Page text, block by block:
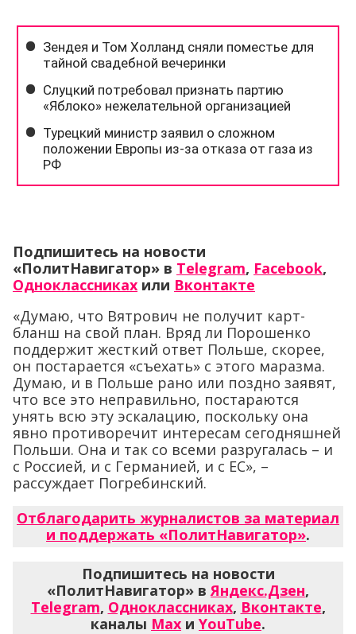
Подпишитесь на новости
«ПолитНавигатор» в Telegram, Facebook,
Одноклассниках или Вконтакте
«Думаю, что Вятрович не получит карт-
бланш на свой план. Вряд ли Порошенко
поддержит жесткий ответ Польше, скорее,
он постарается «съехать» с этого маразма.
Думаю, и в Польше рано или поздно заявят,
что все это неправильно, постараются
унять всю эту эскалацию, поскольку она
явно противоречит интересам сегодняшней
Польши. Она и так со всеми разругалась – и
с Россией, и с Германией, и с ЕС», –
рассуждает Погребинский.
Отблагодарить журналистов за материал
и поддержать «ПолитНавигатор».
Подпишитесь на новости
«ПолитНавигатор» в Яндекс.Дзен,
Telegram, Одноклассниках, Вконтакте,
каналы Max и YouTube.